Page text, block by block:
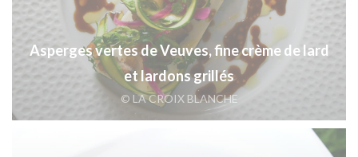
Asperges vertes de Veuves, fine crème de lard
et lardons grillés
© LA CROIX BLANCHE